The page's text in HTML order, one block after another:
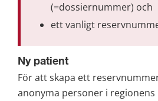
(=dossiernummer) och
ett vanligt
Ny patient
För att skapa ett
anonyma personer i